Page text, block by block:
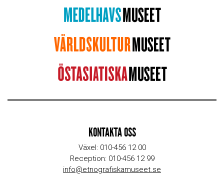
KONTAKTA OSS
Växel: 010-456 12 00
Reception: 010-456 12 99
info@etnografiskamuseet.se